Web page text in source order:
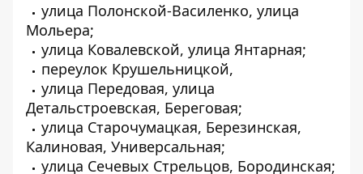
улица Полонской-Василенко, улица
Мольера;
улица Ковалевской, улица Янтарная;
переулок Крушельницкой,
улица Передовая, улица
Детальстроевская, Береговая;
улица Старочумацкая, Березинская,
Калиновая, Универсальная;
улица Сечевых Стрельцов, Бородинская;